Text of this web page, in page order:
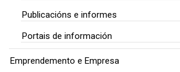
Publicacións e informes
Portais de información
Emprendemento e Empresa